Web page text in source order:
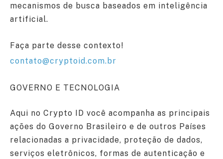
mecanismos de busca baseados em inteligência
artificial.
Faça parte desse contexto!
contato@cryptoid.com.br
GOVERNO E TECNOLOGIA
Aqui no Crypto ID você acompanha as principais
ações do Governo Brasileiro e de outros Países
relacionadas a privacidade, proteção de dados,
serviços eletrônicos, formas de autenticação e